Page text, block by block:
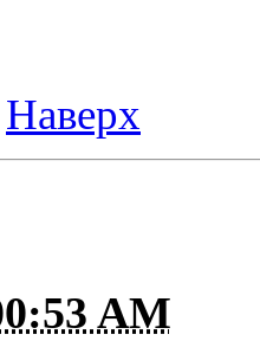
Наверх
AM